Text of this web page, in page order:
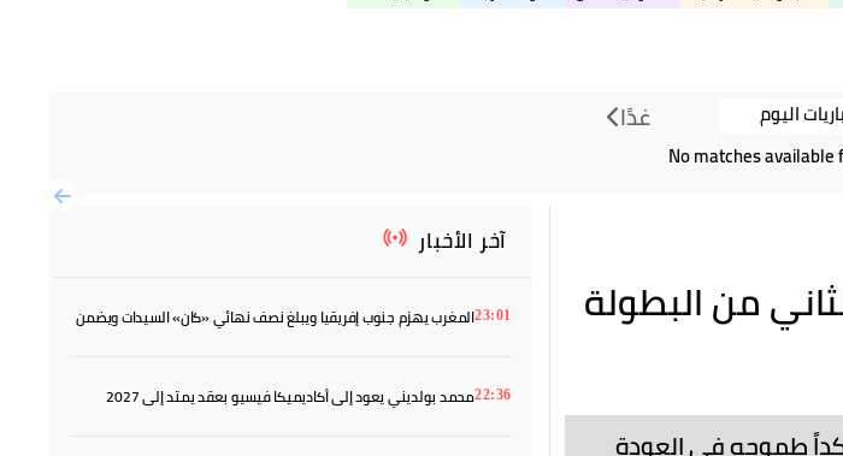
اليوم غدًا
No matches available
من البطولة
طموحه في العودة
آخر الأخبار
23:01المغرب يهزم جنوب إفريقيا ويبلغ نصف نهائي «كان» السيدات ويضمن
22:36محمد بولديني يعود إلى أكاديميكا فيسيو بعقد يمتد إلى 2027